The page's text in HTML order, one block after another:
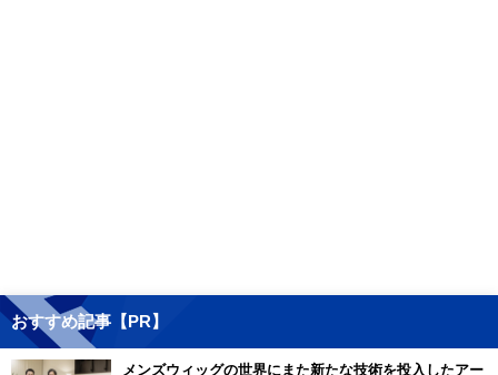
おすすめ記事【PR】
メンズウィッグの世界にまた新たな技術を投入したアー